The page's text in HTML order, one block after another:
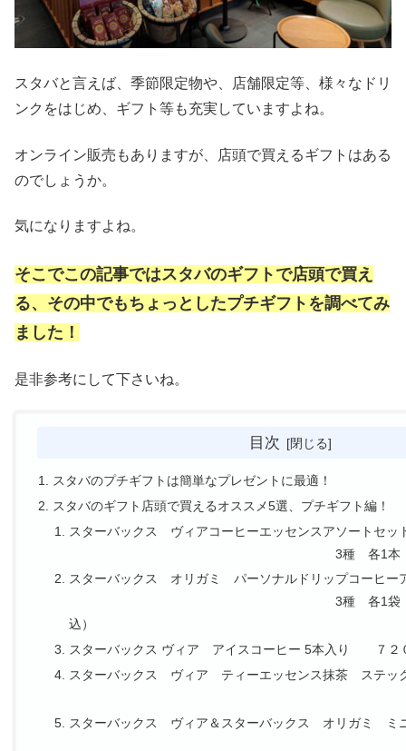
スタバと言えば、季節限定物や、店舗限定等、様々なドリ
ンクをはじめ、ギフト等も充実していますよね。
オンライン販売もありますが、店頭で買えるギフトはある
のでしょうか。
気になりますよね。
そこでこの記事ではスタバのギフトで店頭で買え
る、その中でもちょっとしたプチギフトを調べてみ
ました！
是非参考にして下さいね。
目次
スタバのプチギフトは簡単なプレゼントに最適！
スタバのギフト店頭で買えるオススメ5選、プチギフト編！
スターバックス ヴィアコーヒーエッセンスアソートセッ
3種 各1本 320円（
スターバックス オリガミ パーソナルドリップコーヒー
3種 各1袋 420円
込
スターバックス ヴィア アイスコーヒー 5本入り ７２
スターバックス ヴィア ティーエッセンス抹茶 ステッ
スターバックス ヴィア＆スターバックス オリガミ ミ